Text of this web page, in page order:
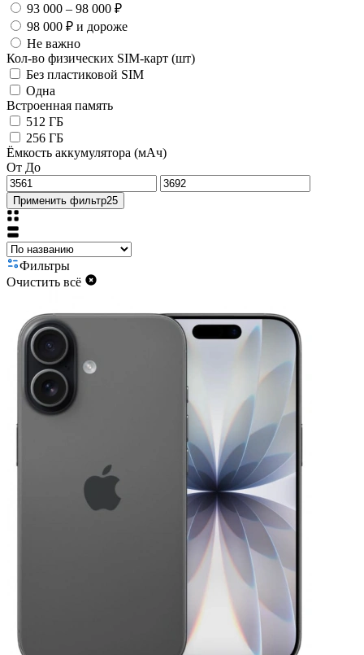
93 000 – 98 000 ₽
98 000 ₽ и дороже
Не важно
Кол-во физических SIM-карт (шт)
Без пластиковой SIM
Одна
Встроенная память
512 ГБ
256 ГБ
Ёмкость аккумулятора (мАч)
От До
Применить фильтр25
Фильтры
Очистить всё